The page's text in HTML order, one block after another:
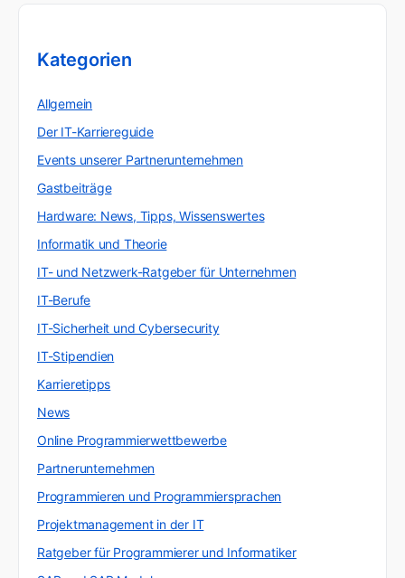
Kategorien
Allgemein
Der IT-Karriereguide
Events unserer Partnerunternehmen
Gastbeiträge
Hardware: News, Tipps, Wissenswertes
Informatik und Theorie
IT- und Netzwerk-Ratgeber für Unternehmen
IT-Berufe
IT-Sicherheit und Cybersecurity
IT-Stipendien
Karrieretipps
News
Online Programmierwettbewerbe
Partnerunternehmen
Programmieren und Programmiersprachen
Projektmanagement in der IT
Ratgeber für Programmierer und Informatiker